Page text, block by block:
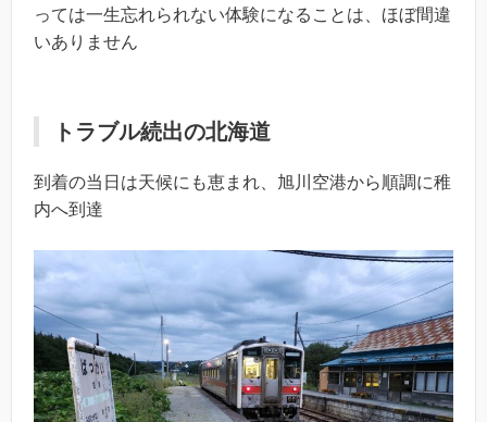
っては一生忘れられない体験になることは、ほぼ間違
いありません
トラブル続出の北海道
到着の当日は天候にも恵まれ、旭川空港から順調に稚
内へ到達